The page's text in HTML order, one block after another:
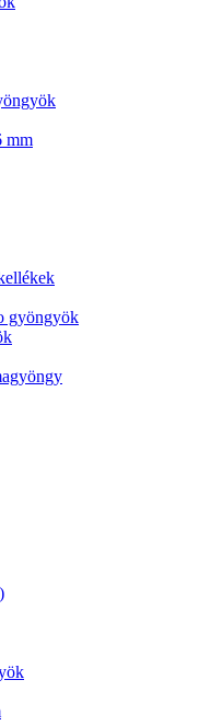
mm
gyöngyök